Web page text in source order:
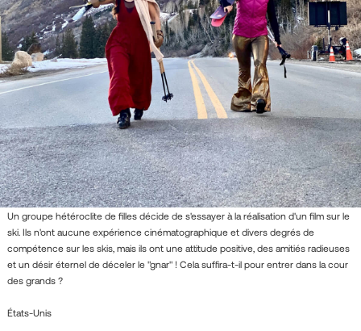
Un groupe hétéroclite de filles décide de s'essayer à la réalisation d'un film sur le
ski. Ils n'ont aucune expérience cinématographique et divers degrés de
compétence sur les skis, mais ils ont une attitude positive, des amitiés radieuses
et un désir éternel de déceler le "gnar" ! Cela suffira-t-il pour entrer dans la cour
des grands ?
États-Unis